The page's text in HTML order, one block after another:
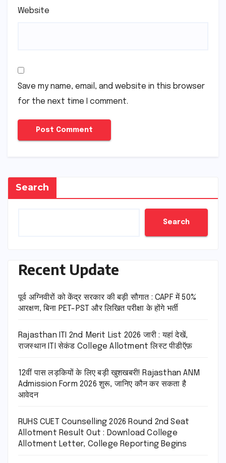
Website
Save my name, email, and website in this browser
for the next time I comment.
Search
Search
Recent Update
पूर्व अग्निवीरों को केंद्र सरकार की बड़ी सौगात : CAPF में 50%
आरक्षण, बिना PET-PST और लिखित परीक्षा के होंगे भर्ती
Rajasthan ITI 2nd Merit List 2026 जारी : यहां देखें,
राजस्थान ITI सेकंड College Allotment लिस्ट पीडीऍफ़
12वीं पास लड़कियों के लिए बड़ी खुशखबरी! Rajasthan ANM
Admission Form 2026 शुरू, जानिए कौन कर सकता है
आवेदन
RUHS CUET Counselling 2026 Round 2nd Seat
Allotment Result Out : Download College
Allotment Letter, College Reporting Begins